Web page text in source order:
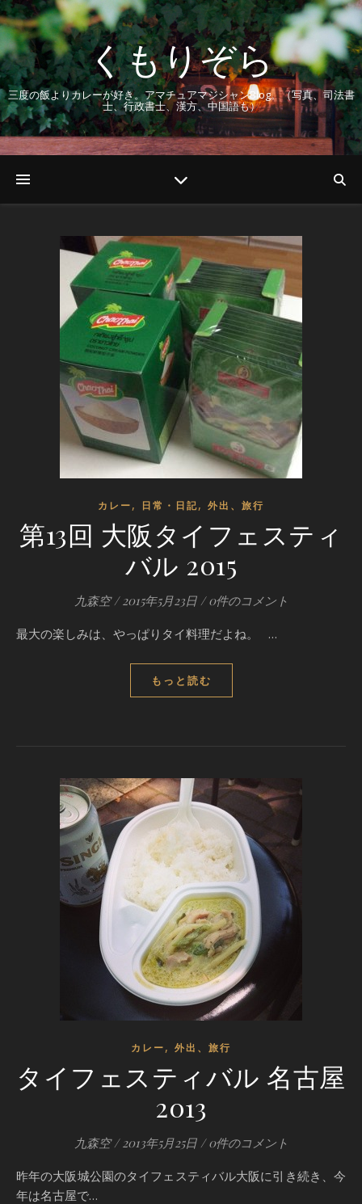
くもりぞら
三度の飯よりカレーが好き。アマチュアマジシャンBlog。（写真、司法書
士、行政書士、漢方、中国語も）
カレー, 日常・日記, 外出、旅行
第13回 大阪タイフェスティ
バル 2015
九森空 / 2015年5月23日 / 0件のコメント
最大の楽しみは、やっぱりタイ料理だよね。 …
もっと読む
カレー, 外出、旅行
タイフェスティバル 名古屋
2013
九森空 / 2013年5月25日 / 0件のコメント
昨年の大阪城公園のタイフェスティバル大阪に引き続き、今
年は名古屋で…